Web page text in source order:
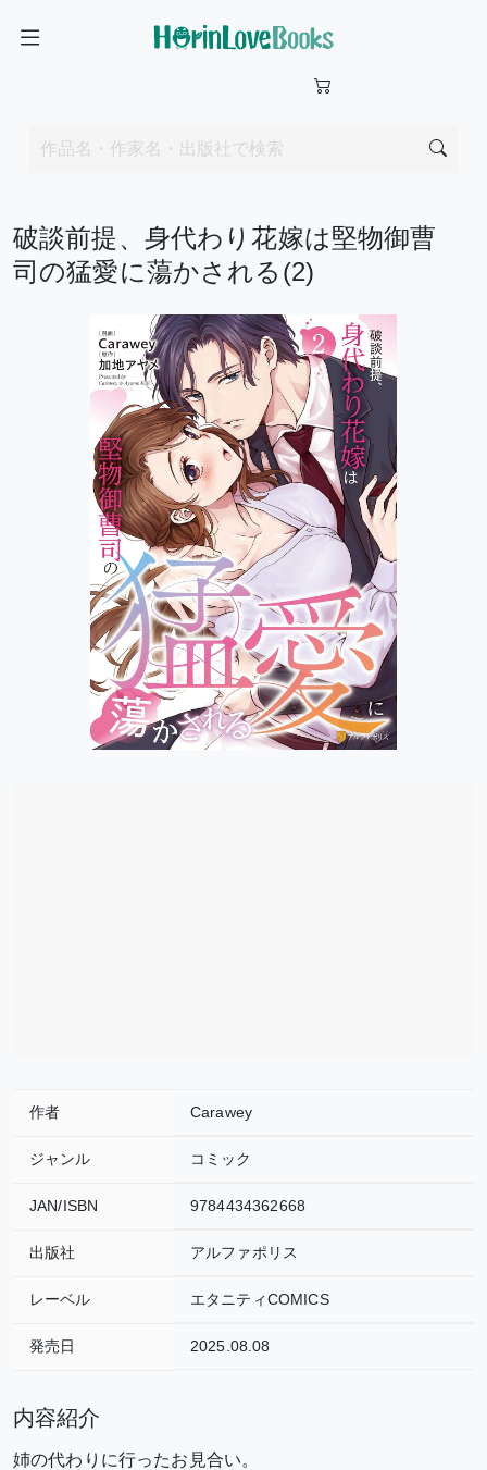
破談前提、身代わり花嫁は堅物御曹
司の猛愛に蕩かされる(2)
作者 Carawey
ジャンル コミック
JAN/ISBN 9784434362668
出版社 アルファポリス
レーベル エタニティCOMICS
発売日 2025.08.08
内容紹介
姉の代わりに行ったお見合い。